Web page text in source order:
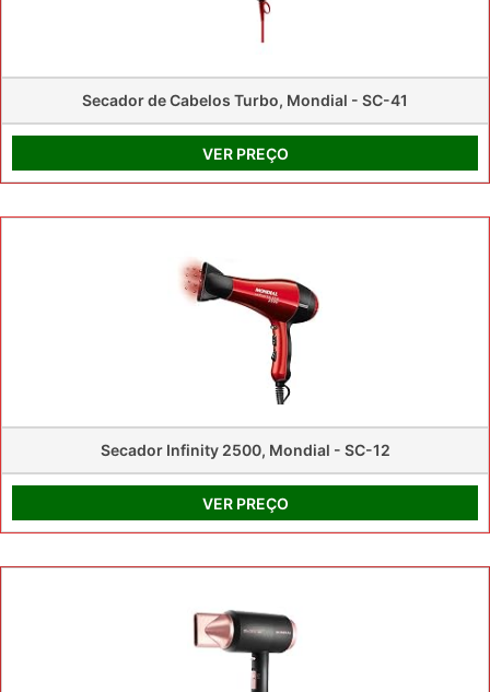
Secador de Cabelos Turbo, Mondial - SC-41
VER PREÇO
Secador Infinity 2500, Mondial - SC-12
VER PREÇO